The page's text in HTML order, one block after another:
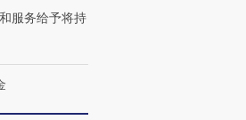
戏法
视线｜极端高温致多瑙河
服务给予将持